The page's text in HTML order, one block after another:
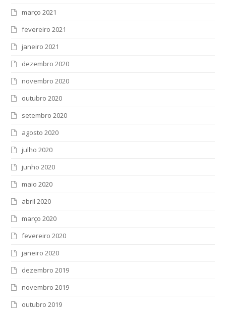
março 2021
fevereiro 2021
janeiro 2021
dezembro 2020
novembro 2020
outubro 2020
setembro 2020
agosto 2020
julho 2020
junho 2020
maio 2020
abril 2020
março 2020
fevereiro 2020
janeiro 2020
dezembro 2019
novembro 2019
outubro 2019